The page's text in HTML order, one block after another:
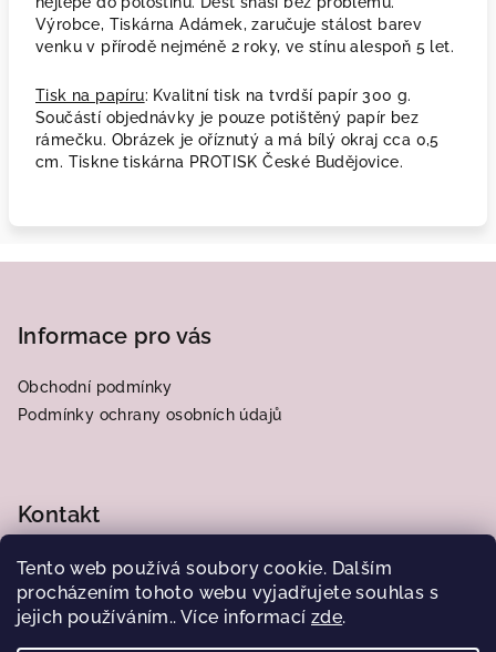
Tento web používá soubory cookie. Dalším
procházením tohoto webu vyjadřujete souhlas s
jejich používáním.. Více informací zde.
Výrobce, Tiskárna Adámek, zaručuje stálost barev
venku v přírodě nejméně 2 roky, ve stínu alespoň 5 let.
Tisk na papíru: Kvalitní tisk na tvrdší papír 300 g.
Součástí objednávky je pouze potištěný papír bez
rámečku. Obrázek je oříznutý a má bílý okraj cca 0,5
cm. Tiskne tiskárna PROTISK České Budějovice.
Informace pro vás
Obchodní podmínky
Podmínky ochrany osobních údajů
Kontakt
frantiska.j@centrum.cz
776564185